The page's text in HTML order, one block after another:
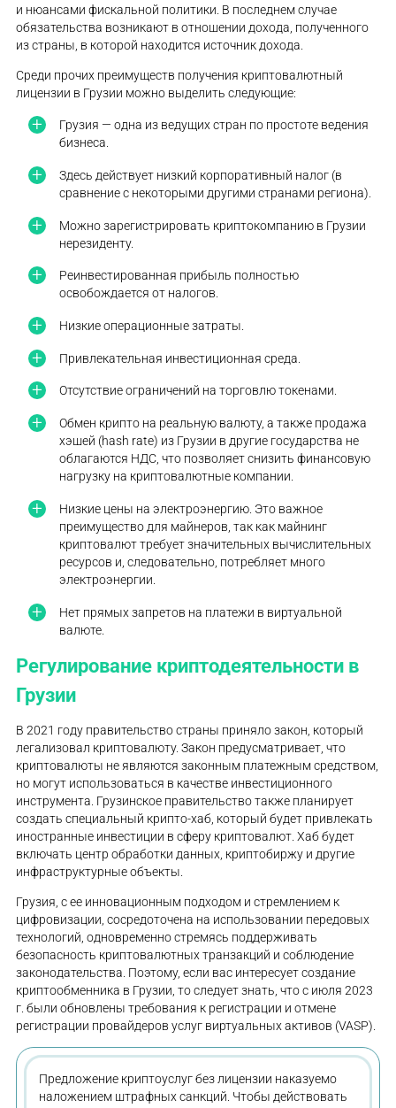
и нюансами фискальной политики. В последнем случае
обязательства возникают в отношении дохода, полученного
из страны, в которой находится источник дохода.
Среди прочих преимуществ получения криптовалютный
лицензии в Грузии можно выделить следующие:
Грузия — одна из ведущих стран по простоте ведения
бизнеса.
Здесь действует низкий корпоративный налог (в
сравнение с некоторыми другими странами региона).
Можно зарегистрировать криптокомпанию в Грузии
нерезиденту.
Реинвестированная прибыль полностью
освобождается от налогов.
Низкие операционные затраты.
Привлекательная инвестиционная среда.
Отсутствие ограничений на торговлю токенами.
Обмен крипто на реальную валюту, а также продажа
хэшей (hash rate) из Грузии в другие государства не
облагаются НДС, что позволяет снизить финансовую
нагрузку на криптовалютные компании.
Низкие цены на электроэнергию. Это важное
преимущество для майнеров, так как майнинг
криптовалют требует значительных вычислительных
ресурсов и, следовательно, потребляет много
электроэнергии.
Нет прямых запретов на платежи в виртуальной
валюте.
Регулирование криптодеятельности в
Грузии
В 2021 году правительство страны приняло закон, который
легализовал криптовалюту. Закон предусматривает, что
криптовалюты не являются законным платежным средством,
но могут использоваться в качестве инвестиционного
инструмента. Грузинское правительство также планирует
создать специальный крипто-хаб, который будет привлекать
иностранные инвестиции в сферу криптовалют. Хаб будет
включать центр обработки данных, криптобиржу и другие
инфраструктурные объекты.
Грузия, с ее инновационным подходом и стремлением к
цифровизации, сосредоточена на использовании передовых
технологий, одновременно стремясь поддерживать
безопасность криптовалютных транзакций и соблюдение
законодательства. Поэтому, если вас интересует создание
криптообменника в Грузии, то следует знать, что с июля 2023
г. были обновлены требования к регистрации и отмене
регистрации провайдеров услуг виртуальных активов (VASP).
Предложение криптоуслуг без лицензии наказуемо
наложением штрафных санкций. Чтобы действовать